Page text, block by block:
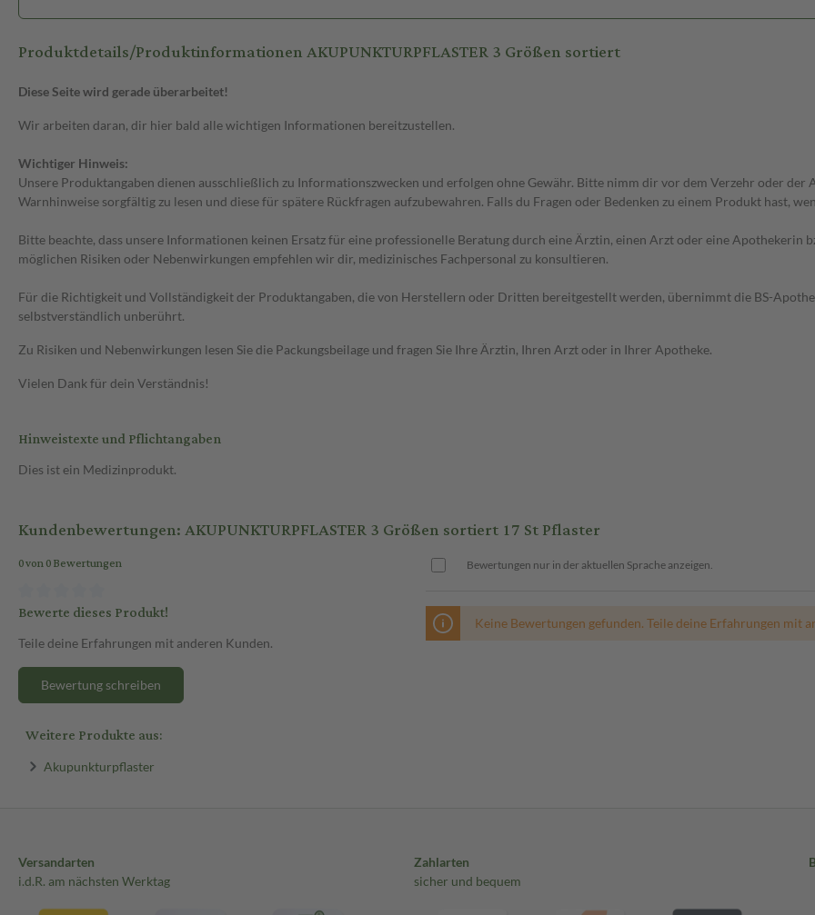
Produktdetails/Produktinformationen AKUPUNKTURPFLASTER 3 Größen sortiert
Diese Seite wird gerade überarbeitet!
Wir arbeiten daran, dir hier bald alle wichtigen Informationen bereitzustellen.
Wichtiger Hinweis:
Unsere Produktangaben dienen ausschließlich zu Informationszwecken und erfolgen ohne Gewähr. Bitte nimm dir vor dem Verzehr oder
Warnhinweise sorgfältig zu lesen und diese für spätere Rückfragen aufzubewahren. Falls du Fragen oder Bedenken zu einem Produkt hast,
Bitte beachte, dass unsere Informationen keinen Ersatz für eine professionelle Beratung durch eine Ärztin, einen Arzt oder eine Apothekerin
möglichen Risiken oder Nebenwirkungen empfehlen wir dir, medizinisches Fachpersonal zu konsultieren.
Für die Richtigkeit und Vollständigkeit der Produktangaben, die von Herstellern oder Dritten bereitgestellt werden, übernimmt die BS-
selbstverständlich unberührt.
Zu Risiken und Nebenwirkungen lesen Sie die Packungsbeilage und fragen Sie Ihre Ärztin, Ihren Arzt oder in Ihrer Apotheke.
Vielen Dank für dein Verständnis!
Hinweistexte und Pflichtangaben
Dies ist ein Medizinprodukt.
Kundenbewertungen: AKUPUNKTURPFLASTER 3 Größen sortiert 17 St Pflaster
0 von 0 Bewertungen
Bewerte dieses Produkt!
Teile deine Erfahrungen mit anderen Kunden.
Bewertung schreiben
Bewertungen nur in der aktuellen Sprache anzeigen.
Keine Bewertungen gefunden. Teile deine Erfahrungen mit
Weitere Produkte aus:
Akupunkturpflaster
Versandarten
i.d.R. am nächsten Werktag
Zahlarten
sicher und bequem